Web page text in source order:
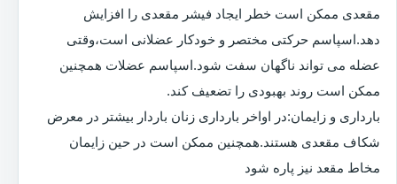
مقعدی ممکن است خطر ایجاد فیشر مقعدی را افزایش
دهد.اسپاسم حرکتی مختصر و خودکار عضلانی است،وقتی
عضله می تواند ناگهان سفت شود.اسپاسم عضلات همچنین
ممکن است روند بهبودی را تضعیف کند.
بارداری و زایمان:در اواخر بارداری زنان باردار بیشتر در معرض
شکاف مقعدی هستند.همچنین ممکن است در حین زایمان
مخاط مقعد نیز پاره شود